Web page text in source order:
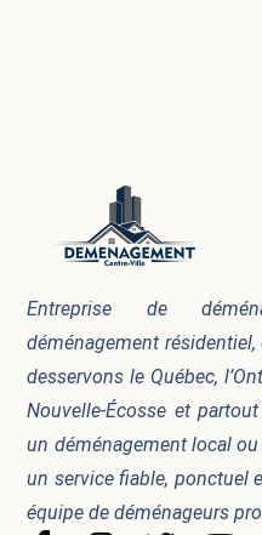
Entreprise de
déménagement
desservons le Québec,
Nouvelle-Écosse et
un déménagement local
un service fiable, ponctuel
équipe de déménageurs